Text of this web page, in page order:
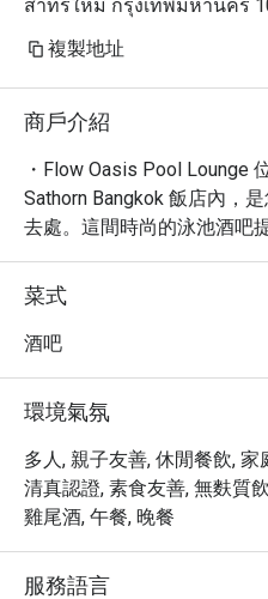
สาทรใหม่ กรุงเทพมหานคร
複製地址
商戶介紹
・Flow Oasis Pool Lounge
Sathorn Bangkok 飯店內，
去處。這間時尚的泳池酒吧
放鬆身心或與三五好友歡聚
・體驗寧靜與活力交織的氛
以其舒適的座位區、周到的
尾酒聞名，無論是白天慵懶
・透過 Eatigo 預訂，即可享
驗 Flow Oasis Pool Lounge
都會綠洲。
菜式
酒吧
環境氣氛
多人, 親子友善, 休閒餐飲,
清真認證, 素食友善, 無麩質
雞尾酒, 午餐, 晚餐
服務語言